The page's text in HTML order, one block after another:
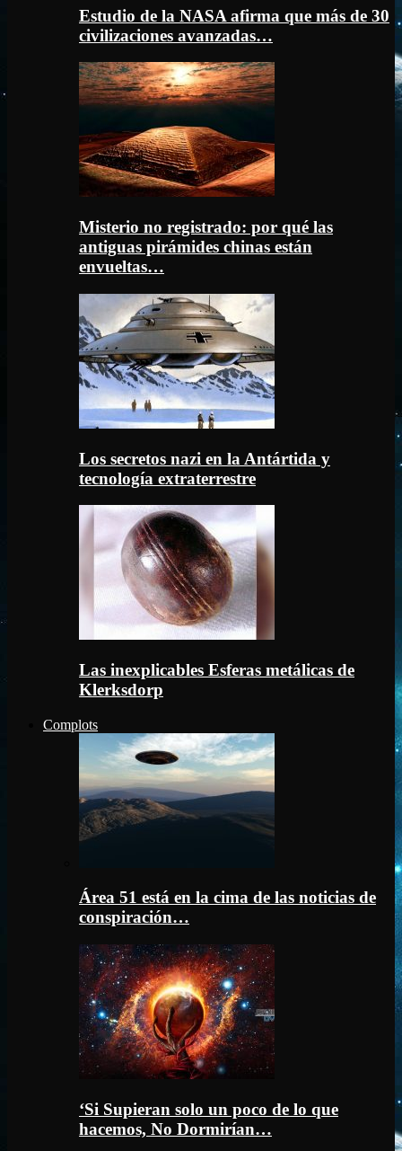
Estudio de la NASA afirma que más de 30
civilizaciones avanzadas…
Misterio no registrado: por qué las
antiguas pirámides chinas están
envueltas…
Los secretos nazi en la Antártida y
tecnología extraterrestre
Las inexplicables Esferas metálicas de
Klerksdorp
Complots
Área 51 está en la cima de las noticias de
conspiración…
‘Si Supieran solo un poco de lo que
hacemos, No Dormirían…